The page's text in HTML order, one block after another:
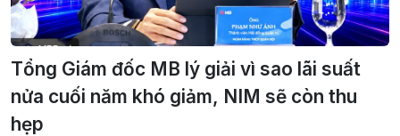
Tổng Giám đốc MB lý giải vì sao lãi suất
nửa cuối năm khó giảm, NIM sẽ còn thu
hẹp